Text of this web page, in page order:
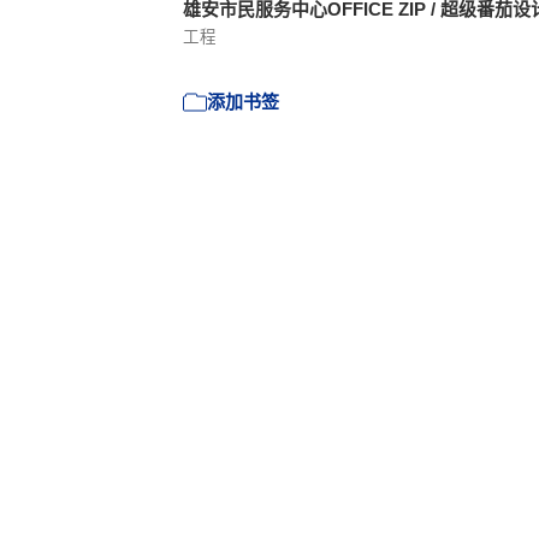
雄安市民服务中心OFFICE ZIP / 超级番茄设
工程
添加书签